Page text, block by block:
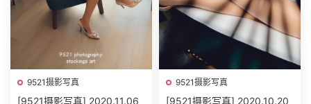
9521摄影写真
[9521摄影写真] 2020.11.06
9521摄影写真
[9521摄影写真] 2020.10.20